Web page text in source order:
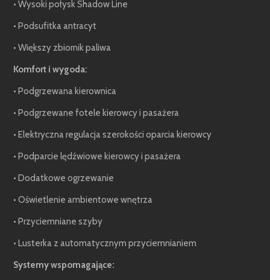
• Wysoki połysk Shadow Line
• Podsufitka antracyt
• Większy zbiornik paliwa
Komfort i wygoda:
• Podgrzewana kierownica
• Podgrzewane fotele kierowcy i pasażera
• Elektryczna regulacja szerokości oparcia kierowcy
• Podparcie lędźwiowe kierowcy i pasażera
• Dodatkowe ogrzewanie
• Oświetlenie ambientowe wnętrza
• Przyciemniane szyby
• Lusterka z automatycznym przyciemnianiem
Systemy wspomagające: